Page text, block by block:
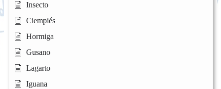
Insecto
Ciempiés
Hormiga
Gusano
Lagarto
Iguana